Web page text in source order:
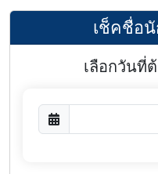
เช็คชื่อ
เลือกวันที่